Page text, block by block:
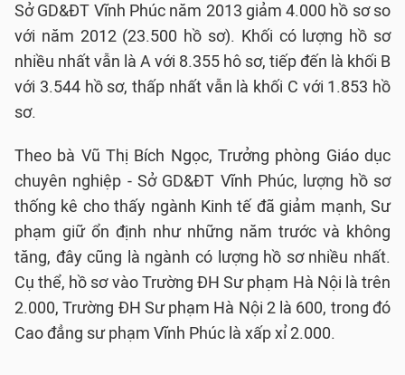
Sở GD&ĐT Vĩnh Phúc năm 2013 giảm 4.000 hồ sơ so
với năm 2012 (23.500 hồ sơ). Khối có lượng hồ sơ
nhiều nhất vẫn là A với 8.355 hô sơ, tiếp đến là khối B
với 3.544 hồ sơ, thấp nhất vẫn là khối C với 1.853 hồ
sơ.
Theo bà Vũ Thị Bích Ngọc, Trưởng phòng Giáo dục
chuyên nghiệp - Sở GD&ĐT Vĩnh Phúc, lượng hồ sơ
thống kê cho thấy ngành Kinh tế đã giảm mạnh, Sư
phạm giữ ổn định như những năm trước và không
tăng, đây cũng là ngành có lượng hồ sơ nhiều nhất.
Cụ thể, hồ sơ vào Trường ĐH Sư phạm Hà Nội là trên
2.000, Trường ĐH Sư phạm Hà Nội 2 là 600, trong đó
Cao đẳng sư phạm Vĩnh Phúc là xấp xỉ 2.000.